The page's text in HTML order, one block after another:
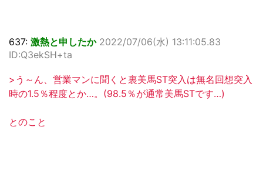
637: 激熱と申したか 2022/07/06(水) 13:11:05.83
ID:Q3ekSH+ta
>う～ん、営業マンに聞くと裏美馬ST突入は無名回想突入
時の1.5％程度とか…。(98.5％が通常美馬STです…)
とのこと